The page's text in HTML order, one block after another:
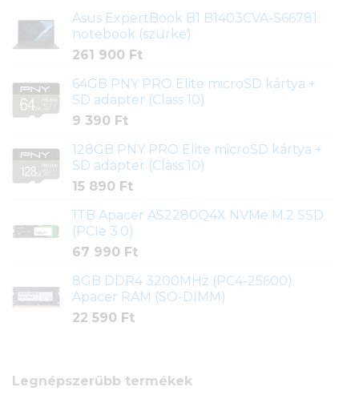
Asus ExpertBook B1 B1403CVA-S66781
notebook (szürke)
261 900 Ft
64GB PNY PRO Elite microSD kártya +
SD adapter (Class 10)
9 390 Ft
128GB PNY PRO Elite microSD kártya +
SD adapter (Class 10)
15 890 Ft
1TB Apacer AS2280Q4X NVMe M.2 SSD
(PCIe 3.0)
67 990 Ft
8GB DDR4 3200MHz (PC4-25600)
Apacer RAM (SO-DIMM)
22 590 Ft
Legnépszerűbb termékek